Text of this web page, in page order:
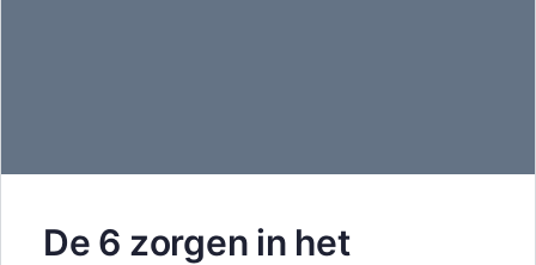
De 6 zorgen in het